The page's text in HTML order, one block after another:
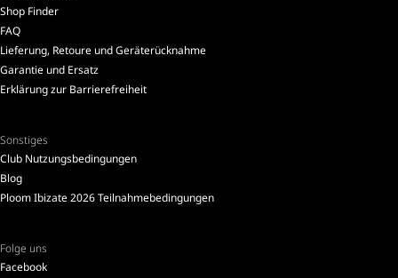
Shop Finder
FAQ
Lieferung, Retoure und Geräterücknahme
Garantie und Ersatz
Erklärung zur Barrierefreiheit
Sonstiges
Club Nutzungsbedingungen
Blog
Ploom Ibizate 2026 Teilnahmebedingungen
Folge uns
Facebook